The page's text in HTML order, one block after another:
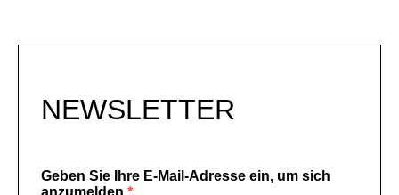
NEWSLETTER
Geben Sie Ihre E-Mail-Adresse ein, um sich